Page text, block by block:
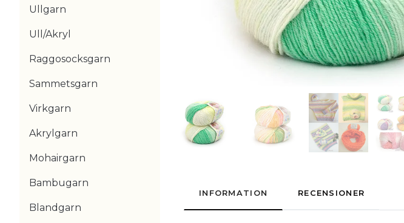
Ullgarn
Ull/Akryl
Raggosocksgarn
Sammetsgarn
Virkgarn
Akrylgarn
Mohairgarn
Bambugarn
Blandgarn
INFORMATION RECENSIONER